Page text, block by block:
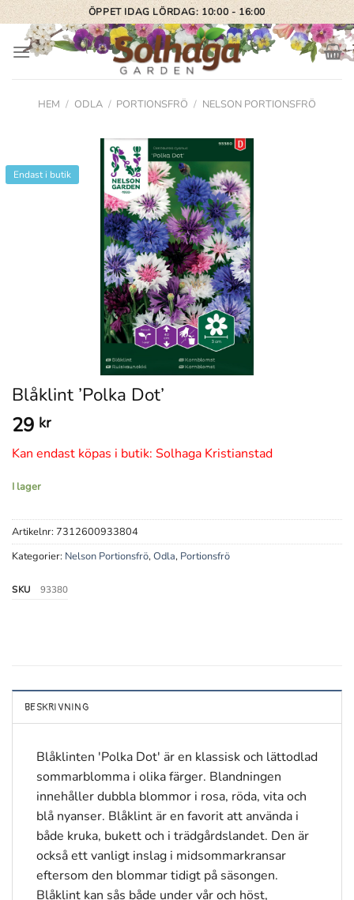
Skip
to
content
ÖPPET IDAG LÖRDAG: 10:00 - 16:00
HEM / ODLA / PORTIONSFRÖ / NELSON PORTIONSFRÖ
Endast i butik
Blåklint ’Polka Dot’
29 kr
Kan endast köpas i butik: Solhaga Kristianstad
I lager
Artikelnr: 7312600933804
Kategorier: Nelson Portionsfrö,Odla, Portionsfrö
SKU 93380
BESKRIVNING
Blåklinten 'Polka Dot' är en klassisk och lättodlad
sommarblomma i olika färger. Blandningen
innehåller dubbla blommor i rosa, röda, vita och
blå nyanser. Blåklint är en favorit att använda i
både kruka, bukett och i trädgårdslandet. Den är
också ett vanligt inslag i midsommarkransar
eftersom den blommar tidigt på säsongen.
Blåklint kan sås både under vår och höst,